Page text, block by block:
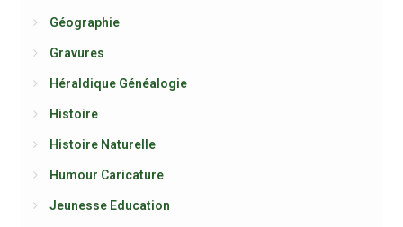
Géographie
Gravures
Héraldique Généalogie
Histoire
Histoire Naturelle
Humour Caricature
Jeunesse Education